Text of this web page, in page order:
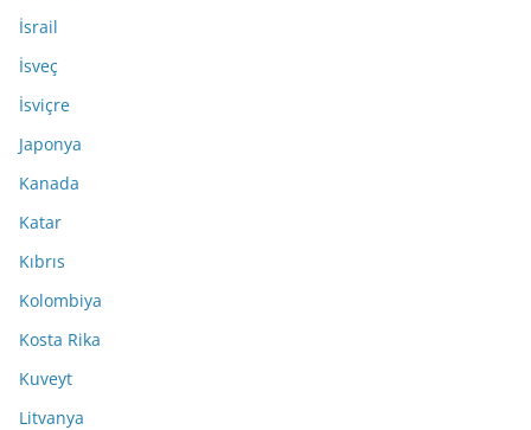
İsrail
İsveç
İsviçre
Japonya
Kanada
Katar
Kıbrıs
Kolombiya
Kosta Rika
Kuveyt
Litvanya